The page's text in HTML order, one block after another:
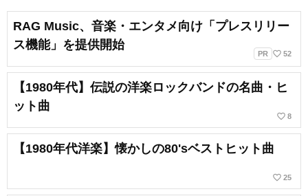
RAG Music、音楽・エンタメ向け「プレスリリー
ス機能」を提供開始
PR favorite_border 52
【1980年代】伝説の洋楽ロックバンドの名曲・ヒ
ット曲
favorite_border 8
【1980年代洋楽】懐かしの80'sベストヒット曲
favorite_border 25